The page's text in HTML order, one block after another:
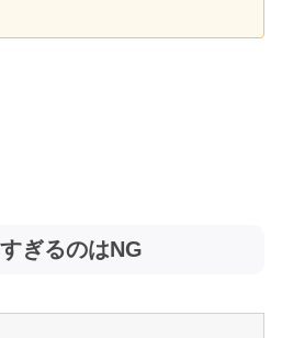
ぎるのはNG